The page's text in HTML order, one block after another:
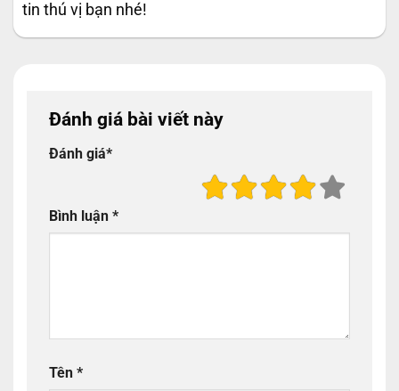
tin thú vị bạn nhé!
Đánh giá bài viết này
Đánh giá*
Bình luận *
Tên *